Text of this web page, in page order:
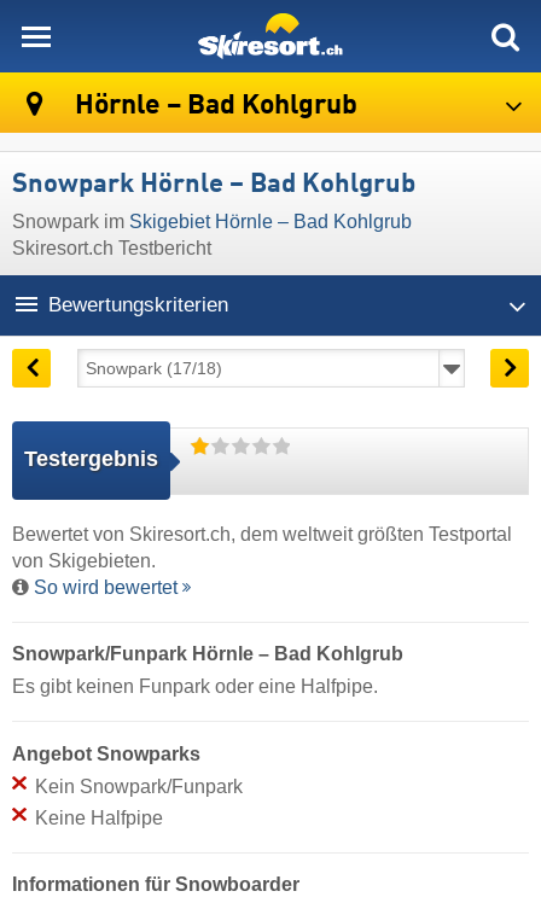
Hörnle – Bad Kohlgrub
Snowpark Hörnle – Bad Kohlgrub
Snowpark im Skigebiet Hörnle – Bad Kohlgrub
Skiresort.ch Testbericht
Bewertungskriterien
Testergebnis
Bewertet von Skiresort.ch, dem weltweit größten Testportal
von Skigebieten.
So wird bewertet
Snowpark/Funpark Hörnle – Bad Kohlgrub
Es gibt keinen Funpark oder eine Halfpipe.
Angebot Snowparks
Kein Snowpark/Funpark
Keine Halfpipe
Informationen für Snowboarder